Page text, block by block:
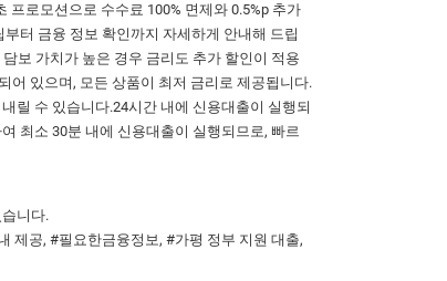
프로모션으로 수수료 100% 면제와 0.5%p 추가
터 금융 정보 확인까지 자세하게 안내해 드립
보 가치가 높은 경우 금리도 추가 할인이 적용
어 있으며, 모든 상품이 최저 금리로 제공됩니다.
릴 수 있습니다.24시간 내에 신용대출이 실행되
최소 30분 내에 신용대출이 실행되므로, 빠르
니다.
제공, #필요한금융정보, #가평 정부 지원 대출,